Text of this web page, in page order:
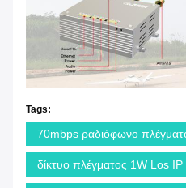
Tags:
70mbps ραδιόφωνο
δίκτυο πλέγματος 1W Los IP